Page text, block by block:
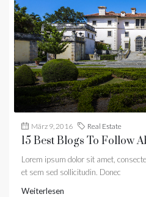
März 9, 2016 Real Estate
15 Best Blogs To Follow
Lorem ipsum dolor sit amet,
et sem sed sollicitudin. Donec
Weiterlesen